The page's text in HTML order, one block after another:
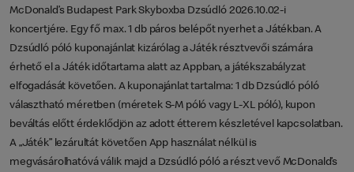
McDonald’s Budapest Park Skyboxba Dzsúdló 2026.10.02-i
koncertjére. Egy fő max. 1 db páros belépőt nyerhet a Játékban. A
Dzsúdló póló kuponajánlat kizárólag a Játék résztvevői számára
érhető el a Játék időtartama alatt az Appban, a játékszabályzat
elfogadását követően. A kuponajánlat tartalma: 1 db Dzsúdló póló
választható méretben (méretek S-M póló vagy L-XL póló), kupon
beváltás előtt érdeklődjön az adott étterem készletével kapcsolatban.
A „Játék” lezárultát követően App használat nélkül is
megvásárolhatóvá válik majd a Dzsúdló póló a részt vevő McDonald’s